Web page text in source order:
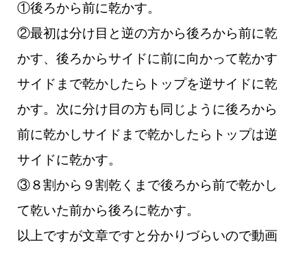
①後ろから前に乾かす。
②最初は分け目と逆の方から後ろから前に乾
かす、後ろからサイドに前に向かって乾かす
サイドまで乾かしたらトップを逆サイドに乾
かす。 次に分け目の方も同じように後ろから
前に乾かしサイドまで乾かしたらトップは逆
サイドに乾かす。
③８割から９割乾くまで後ろから前で乾かし
て乾いた前から後ろに乾かす。
以上ですが文章ですと分かりづらいので動画